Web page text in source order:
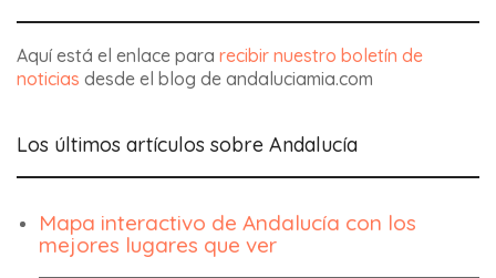
Aquí está el enlace para recibir nuestro boletín de
noticias desde el blog de andaluciamia.com
Los últimos artículos sobre Andalucía
Mapa interactivo de Andalucía con los
mejores lugares que ver